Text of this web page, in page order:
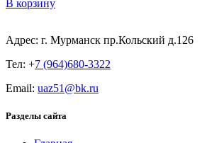
В корзину
Адрес: г. Мурманск пр.Кольский д.126
Тел: +7 (964)680-3322
Email: uaz51@bk.ru
Разделы сайта